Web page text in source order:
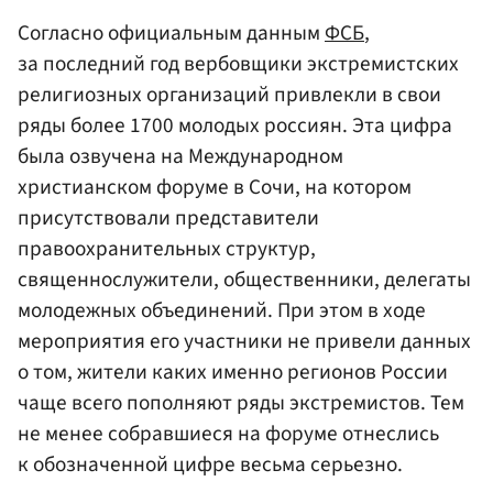
Согласно официальным даннымФСБ,
за последний год вербовщики экстремистских
религиозных организаций привлекли в свои
ряды более 1700 молодых россиян. Эта цифра
была озвучена на Международном
христианском форуме в Сочи, на котором
присутствовали представители
правоохранительных структур,
священнослужители, общественники, делегаты
молодежных объединений. При этом в ходе
мероприятия его участники не привели данных
о том, жители каких именно регионов России
чаще всего пополняют ряды экстремистов. Тем
не менее собравшиеся на форуме отнеслись
к обозначенной цифре весьма серьезно.